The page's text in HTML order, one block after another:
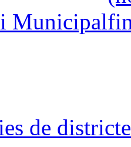
Municipal
de districte